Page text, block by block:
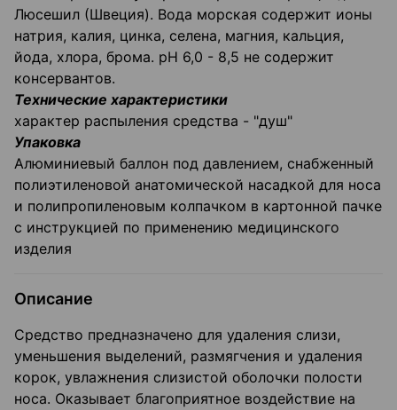
Люсешил (Швеция). Вода морская содержит ионы
натрия, калия, цинка, селена, магния, кальция,
йода, хлора, брома. рН 6,0 - 8,5 не содержит
консервантов.
Технические характеристики
характер распыления средства - "душ"
Упаковка
Алюминиевый баллон под давлением, снабженный
полиэтиленовой анатомической насадкой для носа
и полипропиленовым колпачком в картонной пачке
с инструкцией по применению медицинского
изделия
Описание
Средство предназначено для удаления слизи,
уменьшения выделений, размягчения и удаления
корок, увлажнения слизистой оболочки полости
носа. Оказывает благоприятное воздействие на